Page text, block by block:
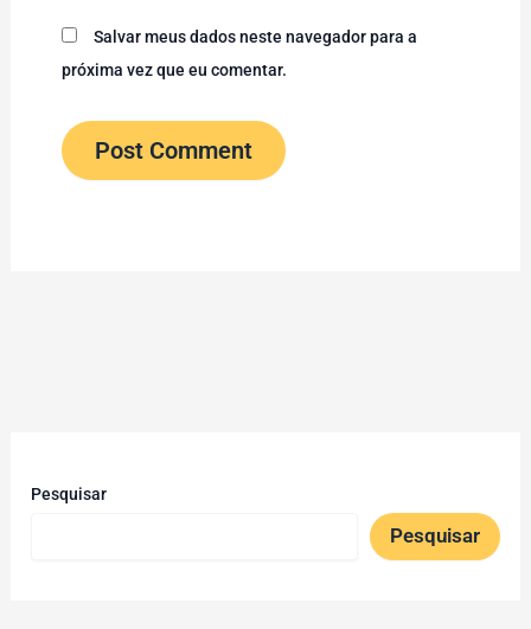
Salvar meus dados neste navegador para a
próxima vez que eu comentar.
Pesquisar
Pesquisar